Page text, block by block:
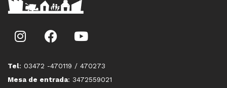
Tel: 03472 -470119 / 470273
Mesa de entrada: 3472559021